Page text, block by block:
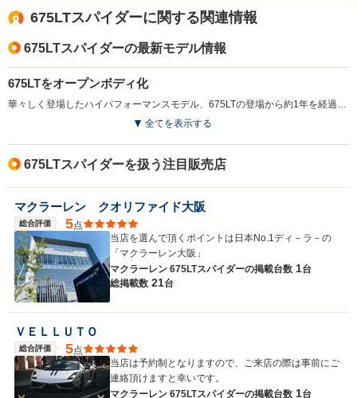
675LTスパイダーに関する関連情報
675LTスパイダーの最新モデル情報
675LTをオープンボディ化
華々しく登場したハイパフォーマンスモデル、675LTの登場から約1年を経過して登場したスパイダーモデル。オープン化に際しては、マクラーレン独自の強固なカーボンコンポジット製バスタブボディがベースであったこともあり、パフォーマンスの低下は無視できるレベルに収まっているという。リトラクタブルハードトップを採用しながら、車重はクーペモデル比で約40kgの増加に抑えられた。エンジンは3.8LのV8ツインターボで、最高出力は車名の通り、675psを発生している（2016.4）
全てを表示する
675LTスパイダーを扱う注目販売店
マクラーレン クオリファイド大阪
総合評価 5点
当店を選んで頂くポイントは日本No.1ディ－ラ－の
「マクラーレン大阪」
マクラーレン 675LTスパイダーの掲載台数 1台
総掲載数 21台
ＶＥＬＬＵＴＯ
総合評価 5点
当店は予約制となりますので、ご来店の際は事前にご
連絡頂けますと幸いです。
マクラーレン 675LTスパイダーの掲載台数 1台